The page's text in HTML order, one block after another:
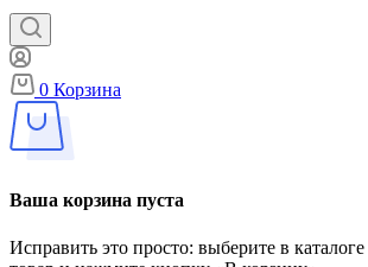
0 Корзина
Ваша корзина пуста
Исправить это просто: выберите в